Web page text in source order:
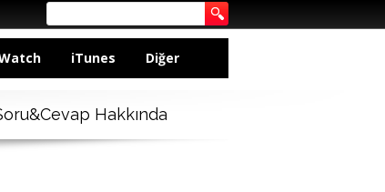
iTunes Diğer
Hakkında